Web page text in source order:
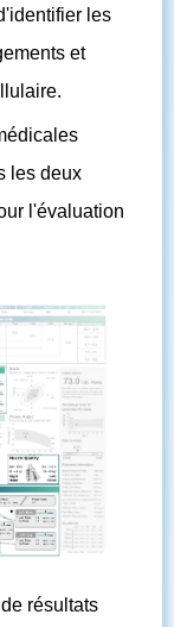
les
et
les deux
l'évaluation
résultats